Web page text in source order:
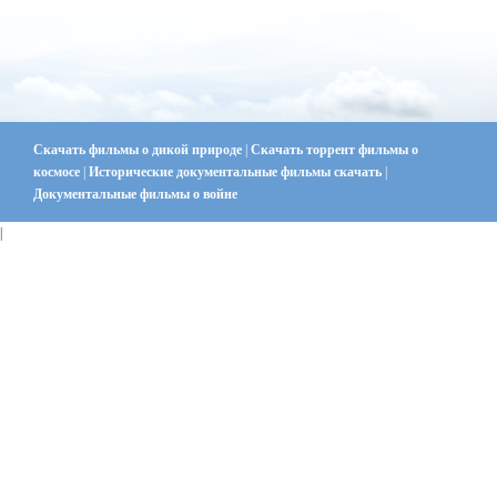
Скачать фильмы о дикой природе | Скачать торрент фильмы о
космосе | Исторические документальные фильмы скачать |
Документальные фильмы о войне
|